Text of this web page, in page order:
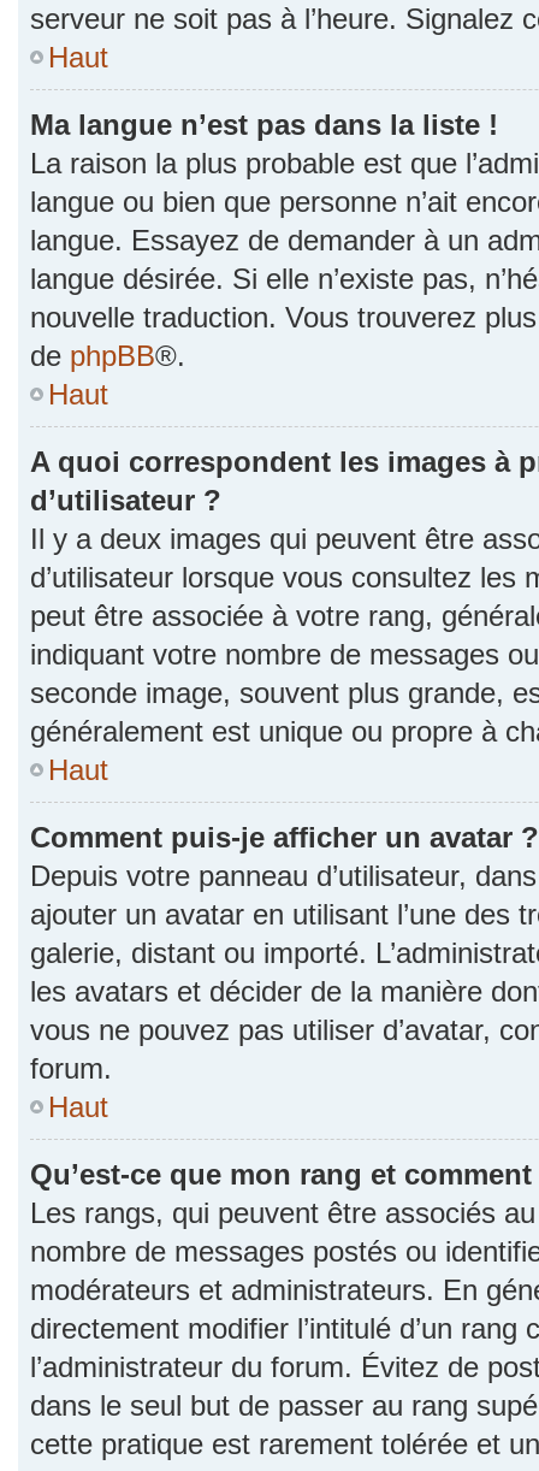
serveur ne soit pas à l’heure. Signalez
Haut
Ma langue n’est pas dans la liste !
La raison la plus probable est que
langue ou bien que personne n’ait
langue. Essayez de demander à un
langue désirée. Si elle n’existe pas,
nouvelle traduction. Vous trouverez
de phpBB®.
Haut
A quoi correspondent les images à
d’utilisateur ?
Il y a deux images qui peuvent être
d’utilisateur lorsque vous consultez les
peut être associée à votre rang,
indiquant votre nombre de messages
seconde image, souvent plus grande,
généralement est unique ou propre à
Haut
Comment puis-je afficher un avatar ?
Depuis votre panneau d’utilisateur,
ajouter un avatar en utilisant l’une des
galerie, distant ou importé.
les avatars et décider de la manière
vous ne pouvez pas utiliser d’avatar,
forum.
Haut
Qu’est-ce que mon rang et
Les rangs, qui peuvent être associés
nombre de messages postés ou
modérateurs et administrateurs. En
directement modifier l’intitulé d’un
l’administrateur du forum. Évitez de
dans le seul but de passer au rang
cette pratique est rarement tolérée et